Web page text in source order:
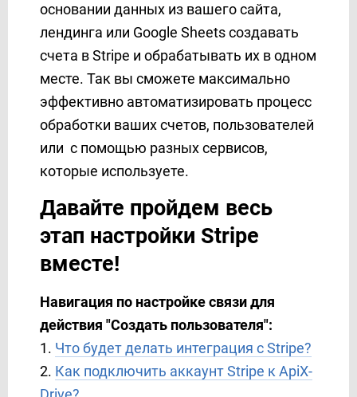
BSG World
BulkGate
BulkSMS
Calendly
Campaign Monitor
ClickSend
ClickUp
Constant Contact
ConvesioConvert
Copper
Corezoid
основании данных из вашего сайта,
лендинга или Google Sheets создавать
счета в Stripe и обрабатывать их в одном
месте. Так вы сможете максимально
эффективно автоматизировать процесс
обработки ваших счетов, пользователей
или с помощью разных сервисов,
которые используете.
Давайте пройдем весь
этап настройки Stripe
вместе!
Навигация по настройке связи для
действия "Создать пользователя":
1. Что будет делать интеграция с Stripe?
2. Как подключить аккаунт Stripe к ApiX-